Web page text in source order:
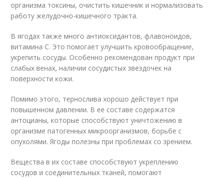
организма токсины, очистить кишечник и нормализовать
работу желудочно-кишечного тракта.
В ягодах также много антиоксидантов, флавоноидов,
витамина С. Это помогает улучшить кровообращение,
укрепить сосуды. Особенно рекомендован продукт при
слабых венах, наличии сосудистых звездочек на
поверхности кожи.
Помимо этого, тернослива хорошо действует при
повышенном давлении. В ее составе содержатся
антоцианы, которые способствуют уничтожению в
организме патогенных микроорганизмов, борьбе с
опухолями. Ягоды полезны при проблемах со зрением.
Вещества в их составе способствуют укреплению
сосудов и соединительных тканей, помогают